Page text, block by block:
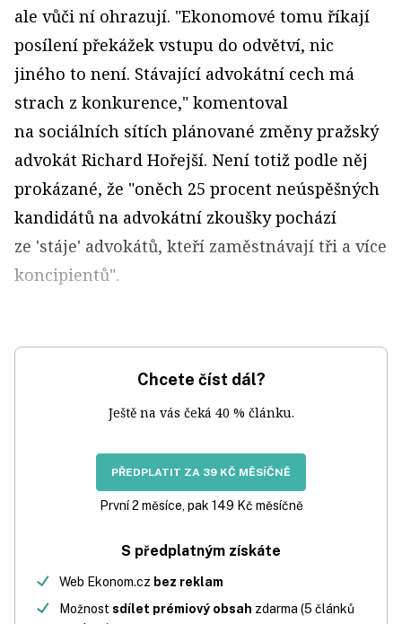
ale vůči ní ohrazují. "Ekonomové tomu říkají
posílení překážek vstupu do odvětví, nic
jiného to není. Stávající advokátní cech má
strach z konkurence," komentoval
na sociálních sítích plánované změny pražský
advokát Richard Hořejší. Není totiž podle něj
prokázané, že "oněch 25 procent neúspěšných
kandidátů na advokátní zkoušky pochází
ze 'stáje' advokátů, kteří zaměstnávají tři a více
koncipientů".
Chcete číst dál?
Ještě na vás čeká 40 % článku.
PŘEDPLATIT ZA 39 KČ MĚSÍČNĚ
První 2 měsíce, pak 149 Kč měsíčně
S předplatným získáte
Web Ekonom.cz bez reklam
Možnost sdílet prémiový obsah zdarma (5 článků